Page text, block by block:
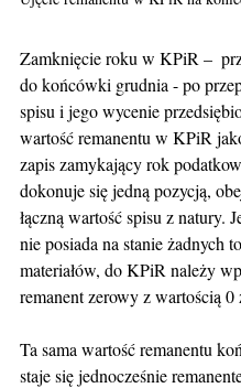
Zamknięcie roku w KPiR –
do końcówki grudnia - po
spisu i jego wycenie
wartość remanentu w KPiR
zapis zamykający rok
dokonuje się jedną pozycją,
łączną wartość spisu z natury.
nie posiada na stanie żadnych
materiałów, do KPiR należy
remanent zerowy z wartością 0
Ta sama wartość remanentu
staje się jednocześnie